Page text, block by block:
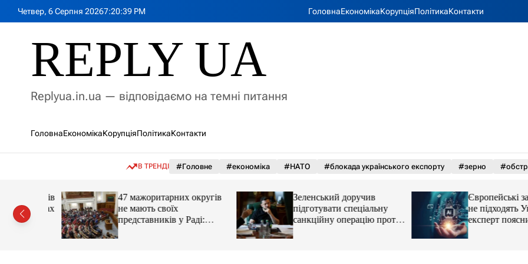
Четвер, 6 Серпня 20267:20:41 PM ГоловнаЕкономікаКорупціяПолітикаКонтакти
REPLY UA
Replyua.in.ua — відповідаємо на темні питання
ГоловнаЕкономікаКорупціяПолітикаКонтакти
В ТРЕНДІ #Головне #економіка #НАТО #блокада українського експорту #зерно
країнах
47 мажоритарних округів
не мають своїх
представників у Раді:
причина
Зеленський доручив
підготувати спеціальну
санкційну операцію проти
РФ
Європейські
не підходять
експерт пояснив